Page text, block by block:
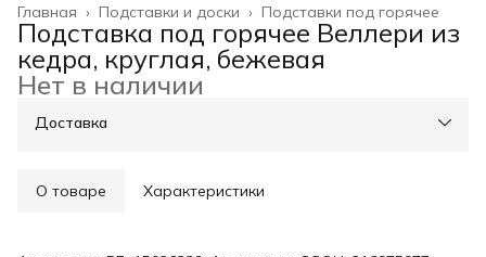
Подставки под горячее
Подставки и доски ›
Главная ›
Подставка под горячее Веллери из
кедра, круглая, бежевая
Нет в наличии
Доставка
О товаре Характеристики